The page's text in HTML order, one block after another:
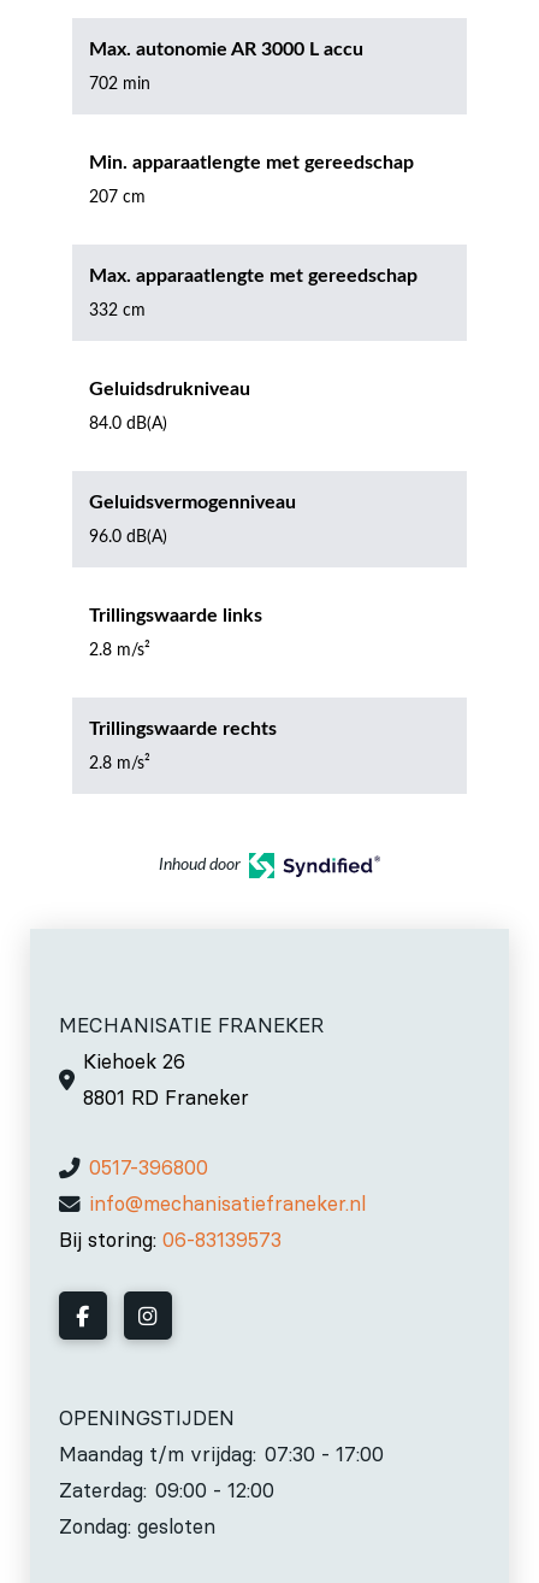
Max. autonomie AR 3000 L accu
702 min
Min. apparaatlengte met gereedschap
207 cm
Max. apparaatlengte met gereedschap
332 cm
Geluidsdrukniveau
84.0 dB(A)
Geluidsvermogenniveau
96.0 dB(A)
Trillingswaarde links
2.8 m/s²
Trillingswaarde rechts
2.8 m/s²
Inhoud door
MECHANISATIE FRANEKER
Kiehoek 26
8801 RD Franeker
0517-396800
info@mechanisatiefraneker.nl
Bij storing: 06-83139573
OPENINGSTIJDEN
Maandag t/m vrijdag: 07:30 - 17:00
Zaterdag: 09:00 - 12:00
Zondag: gesloten